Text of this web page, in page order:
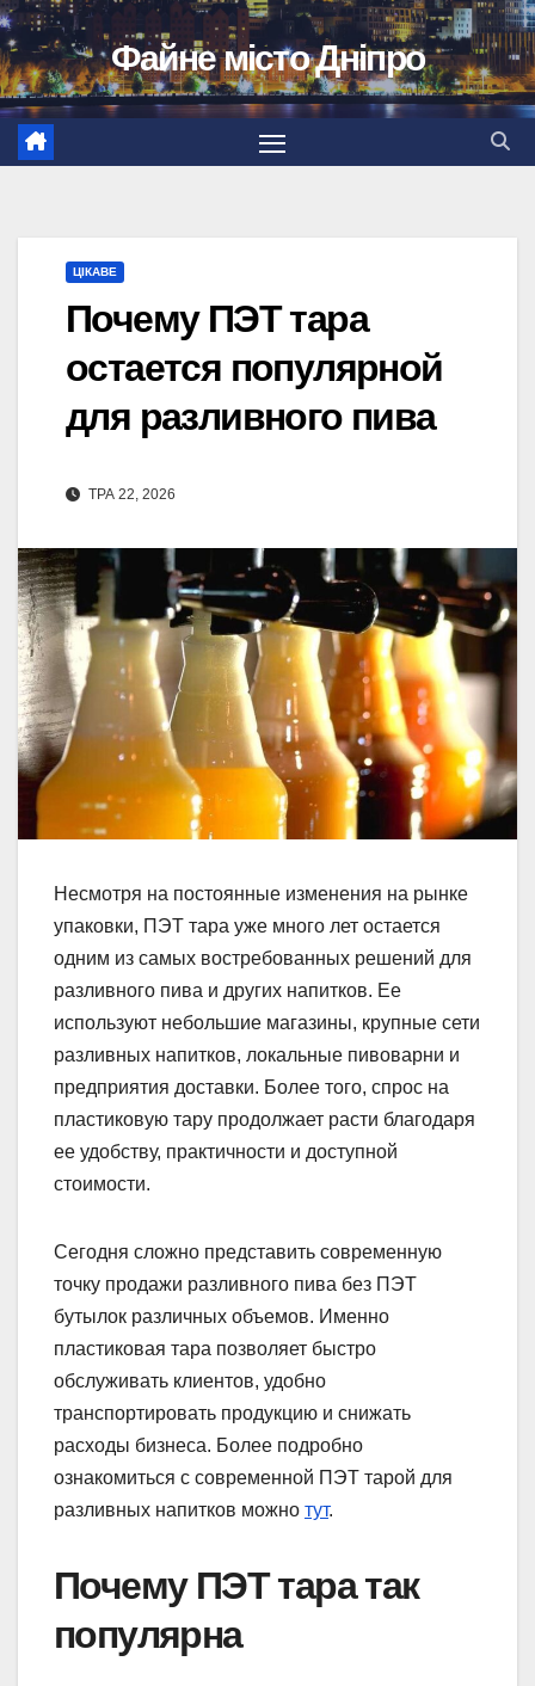
Перейти
до
вмісту
Файне місто Дніпро
ЦІКАВЕ
Почему ПЭТ тара
остается популярной
для разливного пива
ТРА 22, 2026
Несмотря на постоянные изменения на рынке
упаковки, ПЭТ тара уже много лет остается
одним из самых востребованных решений для
разливного пива и других напитков. Ее
используют небольшие магазины, крупные сети
разливных напитков, локальные пивоварни и
предприятия доставки. Более того, спрос на
пластиковую тару продолжает расти благодаря
ее удобству, практичности и доступной
стоимости.
Сегодня сложно представить современную
точку продажи разливного пива без ПЭТ
бутылок различных объемов. Именно
пластиковая тара позволяет быстро
обслуживать клиентов, удобно
транспортировать продукцию и снижать
расходы бизнеса. Более подробно
ознакомиться с современной ПЭТ тарой для
разливных напитков можно тут.
Почему ПЭТ тара так
популярна